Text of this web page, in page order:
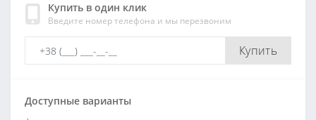
Купить в один клик
Введите номер телефона и мы перезвоним
Купить
Доступные варианты